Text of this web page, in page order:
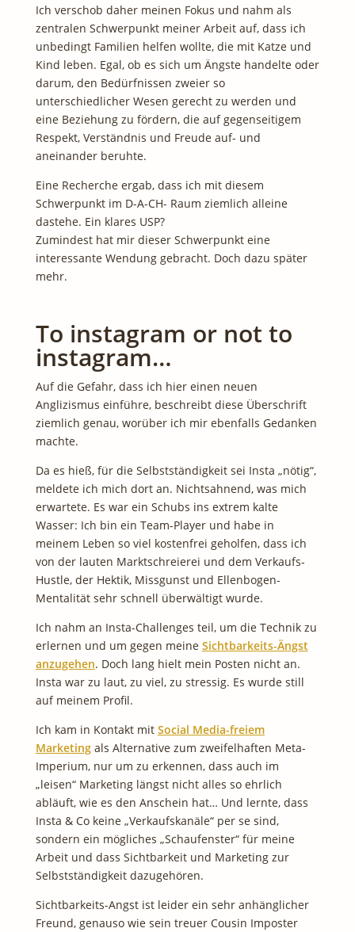
Ich verschob daher meinen Fokus und nahm als
zentralen Schwerpunkt meiner Arbeit auf, dass ich
unbedingt Familien helfen wollte, die mit Katze und
Kind leben. Egal, ob es sich um Ängste handelte oder
darum, den Bedürfnissen zweier so
unterschiedlicher Wesen gerecht zu werden und
eine Beziehung zu fördern, die auf gegenseitigem
Respekt, Verständnis und Freude auf- und
aneinander beruhte.
Eine Recherche ergab, dass ich mit diesem
Schwerpunkt im D-A-CH- Raum ziemlich alleine
dastehe. Ein klares USP?
Zumindest hat mir dieser Schwerpunkt eine
interessante Wendung gebracht. Doch dazu später
mehr.
To instagram or not to
instagram…
Auf die Gefahr, dass ich hier einen neuen
Anglizismus einführe, beschreibt diese Überschrift
ziemlich genau, worüber ich mir ebenfalls Gedanken
machte.
Da es hieß, für die Selbstständigkeit sei Insta „nötig“,
meldete ich mich dort an. Nichtsahnend, was mich
erwartete. Es war ein Schubs ins extrem kalte
Wasser: Ich bin ein Team-Player und habe in
meinem Leben so viel kostenfrei geholfen, dass ich
von der lauten Marktschreierei und dem Verkaufs-
Hustle, der Hektik, Missgunst und Ellenbogen-
Mentalität sehr schnell überwältigt wurde.
Ich nahm an Insta-Challenges teil, um die Technik zu
erlernen und um gegen meine Sichtbarkeits-Ängst
anzugehen. Doch lang hielt mein Posten nicht an.
Insta war zu laut, zu viel, zu stressig. Es wurde still
auf meinem Profil.
Ich kam in Kontakt mit Social Media-freiem
Marketingals Alternative zum zweifelhaften Meta-
Imperium, nur um zu erkennen, dass auch im
„leisen“ Marketing längst nicht alles so ehrlich
abläuft, wie es den Anschein hat… Und lernte, dass
Insta & Co keine „Verkaufskanäle“ per se sind,
sondern ein mögliches „Schaufenster“ für meine
Arbeit und dass Sichtbarkeit und Marketing zur
Selbstständigkeit dazugehören.
Sichtbarkeits-Angst ist leider ein sehr anhänglicher
Freund, genauso wie sein treuer Cousin Imposter